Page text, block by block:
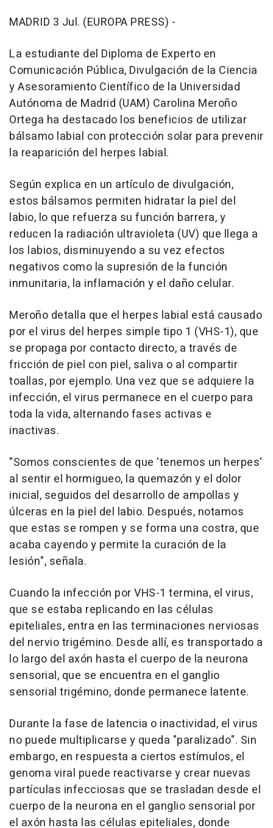
MADRID 3 Jul. (EUROPA PRESS) -
La estudiante del Diploma de Experto en
Comunicación Pública, Divulgación de la Ciencia
y Asesoramiento Científico de la Universidad
Autónoma de Madrid (UAM) Carolina Meroño
Ortega ha destacado los beneficios de utilizar
bálsamo labial con protección solar para prevenir
la reaparición del herpes labial.
Según explica en un artículo de divulgación,
estos bálsamos permiten hidratar la piel del
labio, lo que refuerza su función barrera, y
reducen la radiación ultravioleta (UV) que llega a
los labios, disminuyendo a su vez efectos
negativos como la supresión de la función
inmunitaria, la inflamación y el daño celular.
Meroño detalla que el herpes labial está causado
por el virus del herpes simple tipo 1 (VHS-1), que
se propaga por contacto directo, a través de
fricción de piel con piel, saliva o al compartir
toallas, por ejemplo. Una vez que se adquiere la
infección, el virus permanece en el cuerpo para
toda la vida, alternando fases activas e
inactivas.
"Somos conscientes de que 'tenemos un herpes'
al sentir el hormigueo, la quemazón y el dolor
inicial, seguidos del desarrollo de ampollas y
úlceras en la piel del labio. Después, notamos
que estas se rompen y se forma una costra, que
acaba cayendo y permite la curación de la
lesión", señala.
Cuando la infección por VHS-1 termina, el virus,
que se estaba replicando en las células
epiteliales, entra en las terminaciones nerviosas
del nervio trigémino. Desde allí, es transportado a
lo largo del axón hasta el cuerpo de la neurona
sensorial, que se encuentra en el ganglio
sensorial trigémino, donde permanece latente.
Durante la fase de latencia o inactividad, el virus
no puede multiplicarse y queda "paralizado". Sin
embargo, en respuesta a ciertos estímulos, el
genoma viral puede reactivarse y crear nuevas
partículas infecciosas que se trasladan desde el
cuerpo de la neurona en el ganglio sensorial por
el axón hasta las células epiteliales, donde